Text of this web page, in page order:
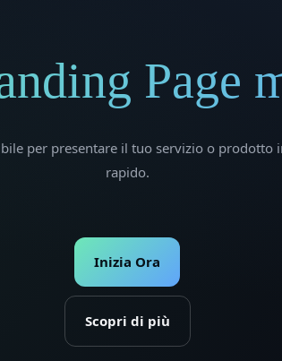
Page
per presentare il tuo servizio o prodotto
rapido.
Inizia Ora
Scopri di più